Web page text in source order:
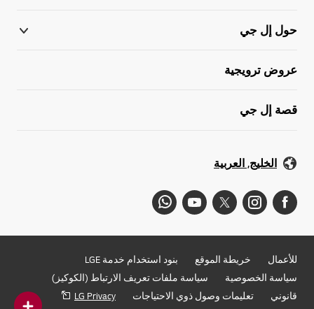
حول إل جي
عروض ترويجية
قصة إل جي
الخليج, العربية
للأعمال خريطة الموقع
بنود استخدام خدمة LGE
سياسة الخصوصية
سياسة ملفات تعريف الارتباط (الكوكيز)
قانوني
تعليمات وصول ذوي الاحتياجات LG Privacy